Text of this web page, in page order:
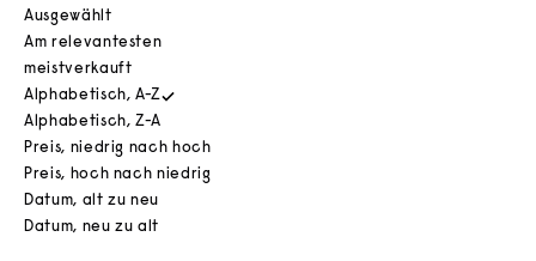
Ausgewählt
Am relevantesten
meistverkauft
Alphabetisch, A-Z
Alphabetisch, Z-A
Preis, niedrig nach hoch
Preis, hoch nach niedrig
Datum, alt zu neu
Datum, neu zu alt